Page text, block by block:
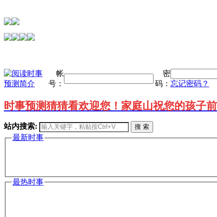
帐
号：
密
码： 忘记密码？
时事预测猜猜看欢迎您！家庭山祝您的孩子
站内搜索: 搜 索
最新时事
最热时事